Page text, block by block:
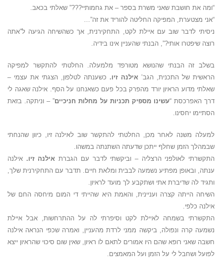
“ומה את חושבת שאני משרת בספר – את גחמותיי???” שאלתי בכאב.
“אני מצטערת, המפיקה החליטה להוריד את זה”…
ניסיתי לדבר שוב עם איילת לקט, התחקירנית, אך כשהשיחה הגיעה ל”אתה
רוצה שיפטרו אותי?”, הבנתי שהעניין אינו בידיה.
בשלב זה הבנתי שהנושא מטורפד מלמעלה. החלטתי להתקשר למפיקה
הראשית של התכנית, הגב’ אילנה זיו. כשענתה לטלפון, הצגתי את עצמי –
שאלתי מדוע הראיון יורד מהפרק בכל פעם כשאנחנו על הסף. אילנה שאגה לי
דרך האפרכסת “עשינו מספיק תכניות על מחלות חניכיים” – וניתקה. בזאת
הסתיימו יחסינו.
למעלה משנה לאחר מכן, החלטתי להתקשר שוב לאילנה זיו, כיוון שהנחתי
שבמהלך הזמן שחלף ייתכן שדעתה השתנתה במשהו.
התקשרתי לאולפני הרצליה – וביקשתי לדבר עם הגברת אילנה זיו. אילנה
ענתה, ובאופן מפתיע נשמעה לבבית ומלאת חיים. תדבר עם התחקירנית שלך,
ותגיד לה שדיברת אתי ושתקבע לך מועד לראיון.
השיחה הייתה קצרה ועניינית, והאמת היא שהייתי די המום מיחסה החם של
אילנה כלפי.
התקשרתי בשמחה לאיילת לקט וסיפרתי לה על ההתרחשות, אבל איילת
נשמעה קרה ונפולה, ביקשה ממני לרדת מהעניין, ואמרה שכפי הנראה אילנה
חשבה שאני רופא שהם היו אמורים לתאם לו ראיון, שאין שום סיכוי שהראיון ייצא
לפועל ושחבל לי על הזמן ועל המאמצים.